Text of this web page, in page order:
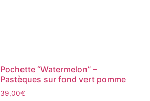
Pochette “Watermelon” –
Pastèques sur fond vert pomme
39,00€